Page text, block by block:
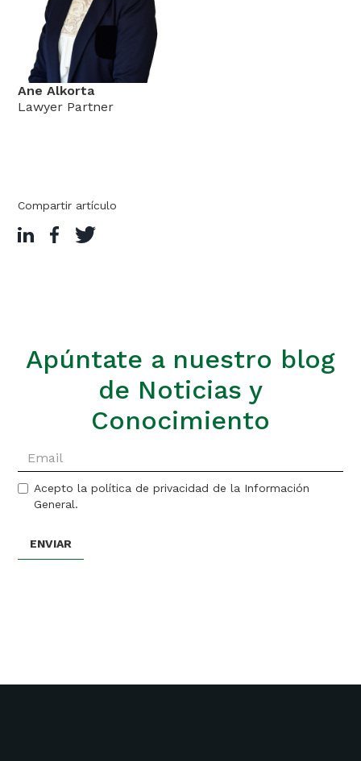
Ane Alkorta
Lawyer Partner
Compartir artículo
Apúntate a nuestro blog
de Noticias y
Conocimiento
Acepto la política de privacidad de la Información
General.